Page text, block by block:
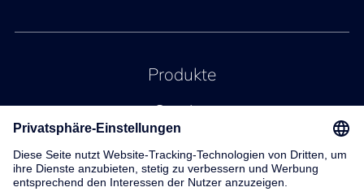
Produkte
Service
Kontakt
Über uns